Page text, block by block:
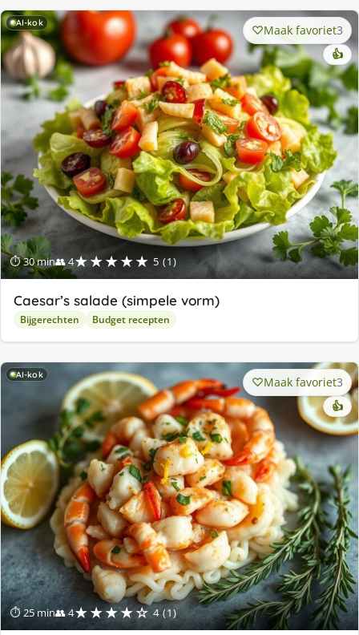
AI-kok
⏱ 30 min👥 4★★★★★ 5 (1)
Maak favoriet3
👍
Caesar’s salade (simpele vorm)
Bijgerechten Budget recepten
AI-kok
⏱ 25 min👥 4★★★★☆ 4 (1)
Maak favoriet3
👍